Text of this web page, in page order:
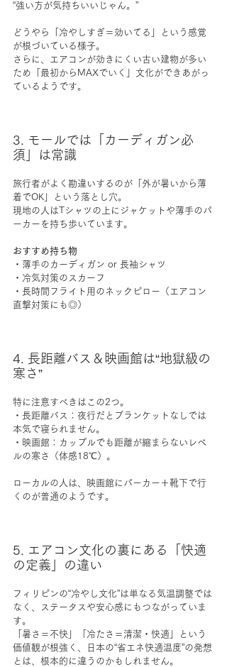
“強い方が気持ちいいじゃん。”
どうやら「冷やしすぎ＝効いてる」という感覚
が根づいている様子。
さらに、エアコンが効きにくい古い建物が多い
ため「最初からMAXでいく」文化ができあがっ
ているようです。
3. モールでは「カーディガン必
須」は常識
旅行者がよく勘違いするのが「外が暑いから薄
着でOK」という落とし穴。
現地の人はTシャツの上にジャケットや薄手のパ
ーカーを持ち歩いています。
おすすめ持ち物
・薄手のカーディガン or 長袖シャツ
・冷気対策のスカーフ
・長時間フライト用のネックピロー（エアコン
直撃対策にも◎）
4. 長距離バス＆映画館は“地獄級の
寒さ”
特に注意すべきはこの2つ。
・長距離バス：夜行だとブランケットなしでは
本気で寝られません。
・映画館：カップルでも距離が縮まらないレベ
ルの寒さ（体感18℃）。
ローカルの人は、映画館にパーカー＋靴下で行
くのが普通のようです。
5. エアコン文化の裏にある「快適
の定義」の違い
フィリピンの“冷やし文化”は単なる気温調整では
なく、ステータスや安心感にもつながっていま
す。
「暑さ＝不快」「冷たさ＝清潔・快適」という
価値観が根強く、日本の“省エネ快適温度”の発想
とは、根本的に違うのかもしれません。